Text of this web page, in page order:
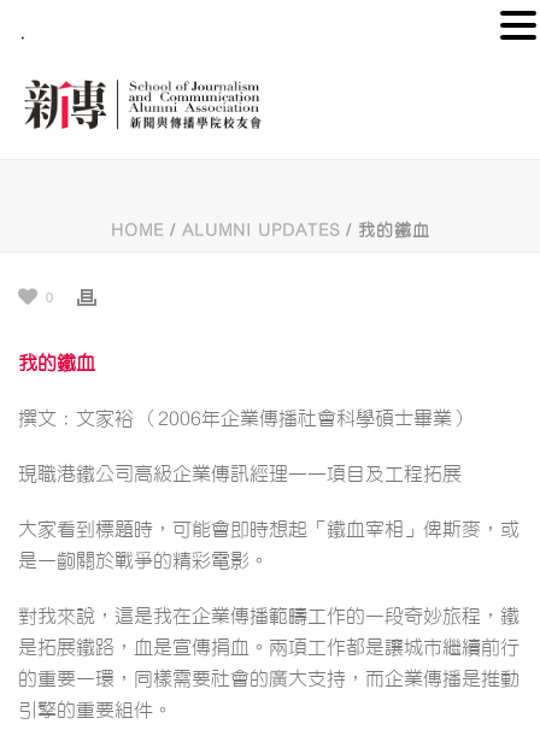
HOME/ ALUMNI UPDATES/ 我的鐵血
0
我的鐵血
撰文：文家裕 （2006年企業傳播社會科學碩士畢業）
現職港鐵公司高級企業傳訊經理——項目及工程拓展
大家看到標題時，可能會即時想起「鐵血宰相」俾斯麥，或
是一齣關於戰爭的精彩電影。
對我來說，這是我在企業傳播範疇工作的一段奇妙旅程，鐵
是拓展鐵路，血是宣傳捐血。兩項工作都是讓城市繼續前行
的重要一環，同樣需要社會的廣大支持，而企業傳播是推動
引擎的重要組件。
.